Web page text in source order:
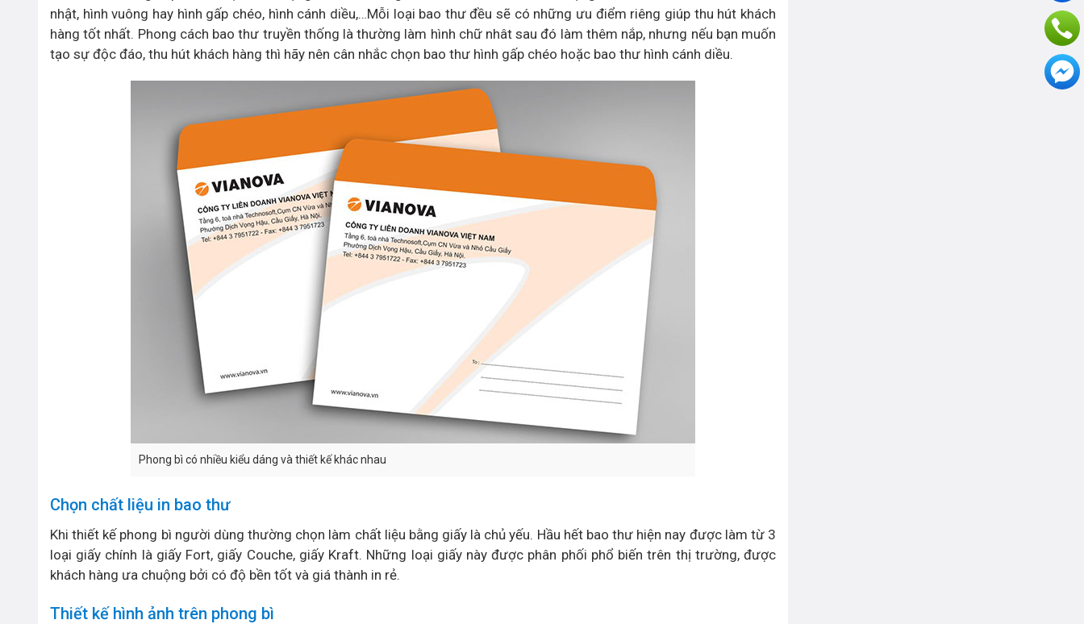
nhật, hình vuông hay hình gấp chéo, hình cánh diều,…Mỗi loại bao thư đều sẽ có những ưu điểm riêng giúp thu hút khách
hàng tốt nhất. Phong cách bao thư truyền thống là thường làm hình chữ nhât sau đó làm thêm nắp, nhưng nếu bạn muốn
tạo sự độc đáo, thu hút khách hàng thì hãy nên cân nhắc chọn bao thư hình gấp chéo hoặc bao thư hình cánh diều.
Phong bì có nhiều kiểu dáng và thiết kế khác nhau
Chọn chất liệu in bao thư
Khi thiết kế phong bì người dùng thường chọn làm chất liệu bằng giấy là chủ yếu. Hầu hết bao thư hiện nay được làm từ 3
loại giấy chính là giấy Fort, giấy Couche, giấy Kraft. Những loại giấy này được phân phối phổ biến trên thị trường, được
khách hàng ưa chuộng bởi có độ bền tốt và giá thành in rẻ.
Thiết kế hình ảnh trên phong bì